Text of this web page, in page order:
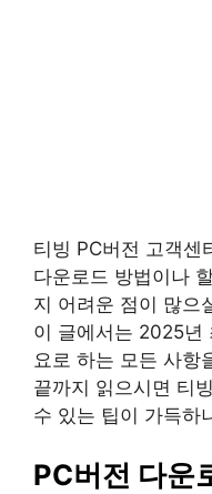
티빙 PC버전 고객센
다운로드 방법이나
지 어려운 점이 많으
이 글에서는 2025년
요로 하는 모든 사항
끝까지 읽으시면 티
수 있는 팁이 가득하
PC버전 다운